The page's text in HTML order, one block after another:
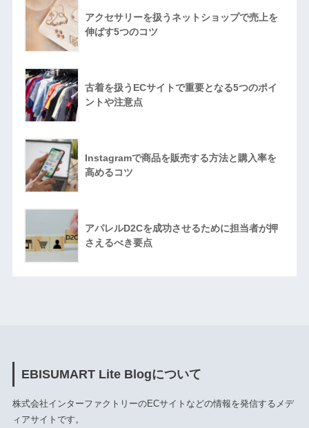
アクセサリーを扱うネットショップで売上を
伸ばす5つのコツ
古着を扱うECサイトで重要となる5つのポイ
ントや注意点
Instagramで商品を販売する方法と購入率を
高めるコツ
アパレルD2Cを成功させるために担当者が押
さえるべき要点
EBISUMART Lite Blogについて
株式会社インターファクトリーのECサイトなどの情報を発信するメデ
ィアサイトです。